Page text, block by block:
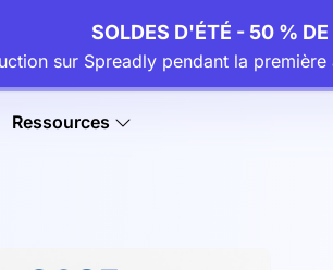
SOLDES D'ÉTÉ - 50 %
sur Spreadly pendant la
Ressources